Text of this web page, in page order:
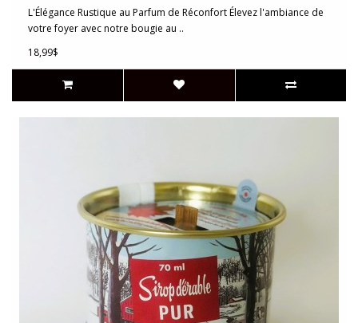
L'Élégance Rustique au Parfum de Réconfort Élevez l'ambiance de
votre foyer avec notre bougie au ..
18,99$